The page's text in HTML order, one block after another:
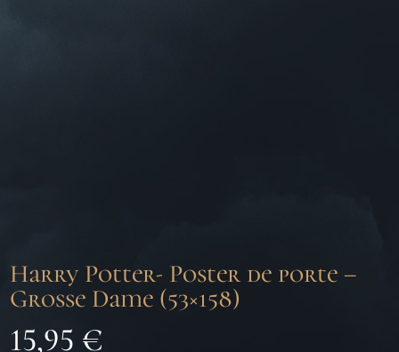
Harry Potter- Poster de porte –
Grosse Dame (53×158)
15,95 €